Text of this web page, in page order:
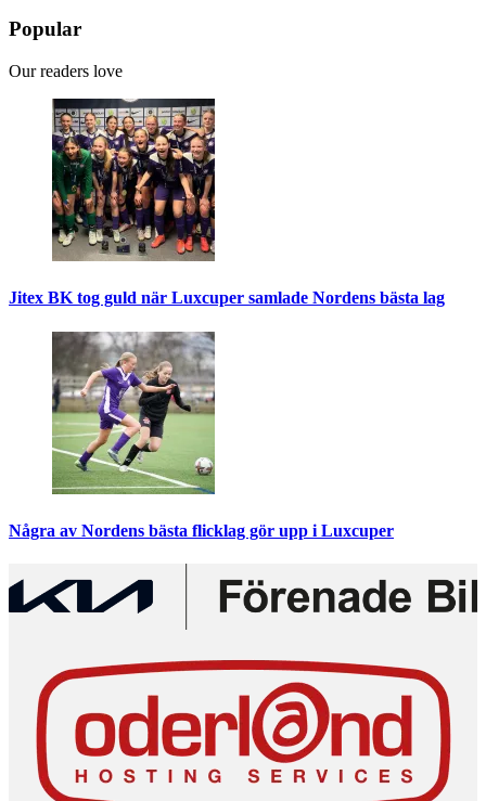
Popular
Our readers love
Jitex BK tog guld när Luxcuper samlade Nordens bästa lag
Några av Nordens bästa flicklag gör upp i Luxcuper